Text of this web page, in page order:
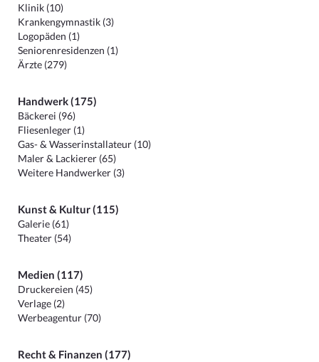
Klinik (10)
Krankengymnastik (3)
Logopäden (1)
Seniorenresidenzen (1)
Ärzte (279)
Handwerk (175)
Bäckerei (96)
Fliesenleger (1)
Gas- & Wasserinstallateur (10)
Maler & Lackierer (65)
Weitere Handwerker (3)
Kunst & Kultur (115)
Galerie (61)
Theater (54)
Medien (117)
Druckereien (45)
Verlage (2)
Werbeagentur (70)
Recht & Finanzen (177)